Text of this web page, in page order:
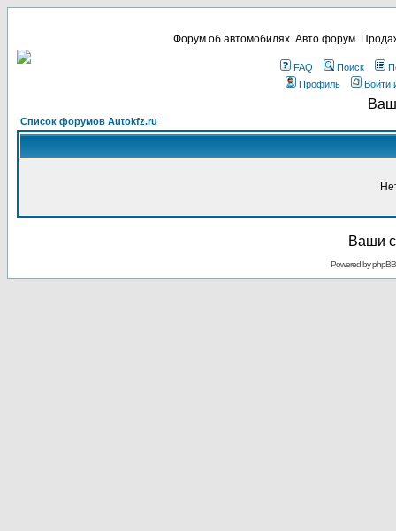
Форум об автомобилях. Авто форум.
FAQ Поиск
Профиль
Войти
Список форумов Autokfz.ru
Ваши
Powered byphpBB